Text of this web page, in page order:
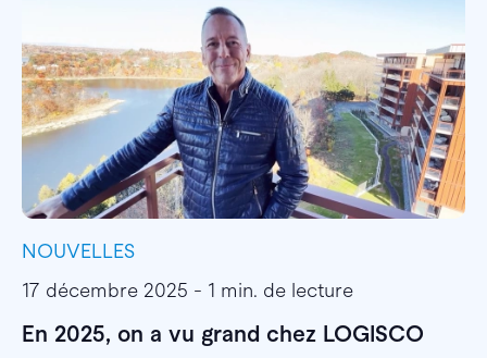
NOUVELLES
17 décembre 2025 - 1 min. de lecture
En 2025, on a vu grand chez LOGISCO